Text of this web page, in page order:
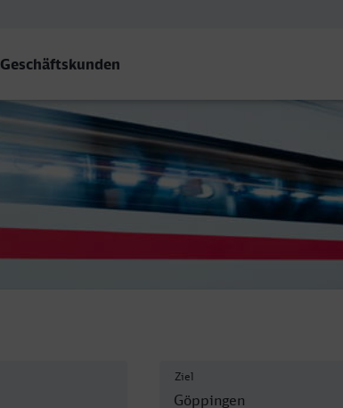
Geschäftskunden
Ziel